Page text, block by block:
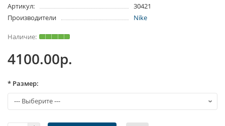
Артикул:
30421
Производители
Nike
4100.00р.
* Размер: